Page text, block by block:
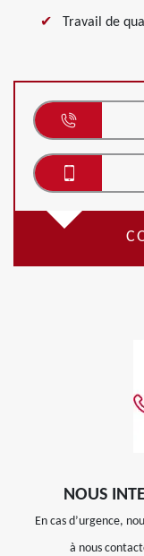
Travail de
NOUS
En cas d’urgence,
à nous